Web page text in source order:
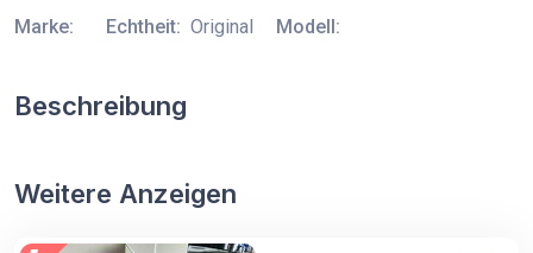
Marke: Echtheit: Original Modell:
Beschreibung
Weitere Anzeigen